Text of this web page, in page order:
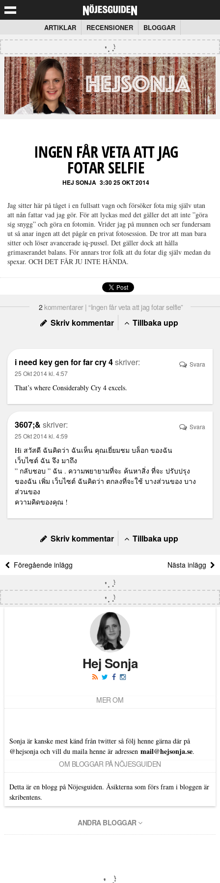
ARTIKLAR RECENSIONER BLOGGAR
INGEN FÅR VETA ATT JAG
FOTAR SELFIE
HEJ SONJA 3:30 25 OKT 2014
Jag sitter här på tåget i en fullsatt vagn och försöker fota mig själv utan
att nån fattar vad jag gör. För att lyckas med det gäller det att inte ”göra
sig snygg” och göra en fotomin. Vrider jag på munnen och ser fundersam
ut så anar ingen att det pågår en privat fotosession. De tror att man bara
sitter och löser avancerade iq-pussel. Det gäller dock att hålla
grimaserandet balans. För annars tror folk att du fotar dig själv medan du
spexar. OCH DET FÅR JU INTE HÄNDA.
2 kommentarer | “Ingen får veta att jag fotar selfie”
Skriv kommentar Tillbaka upp
i need key gen for far cry 4skriver:
25 Okt 2014 kl. 4:57
That’s where Considerably Cry 4 excels.
Svara
3607;& skriver:
25 Okt 2014 kl. 4:59
Hi สวัสดี ฉันคิดว่า ฉันเห็น คุณเยี่ยมชม บล็อก ของฉัน
เว็บไซต์ ฉัน จึง มาถึง
” กลับชอบ ” ฉัน . ความพยายามที่จะ ค้นหาสิ่ง ที่จะ ปรับปรุง
ของฉัน เพิ่ม เว็บไซต์ ฉันคิดว่า ตกลงที่จะใช้ บางส่วนของ บาง
ส่วนของ
ความคิดของคุณ !
Svara
Skriv kommentar Tillbaka upp
Föregående inlägg Nästa inlägg
Hej Sonja
MER OM
Sonja är kanske mest känd från twitter så följ henne gärna där på
@hejsonjaoch vill du maila henne är adressen mail@hejsonja.se.
OM BLOGGAR PÅ NÖJESGUIDEN
Detta är en blogg på Nöjesguiden. Åsikterna som förs fram i bloggen är
skribentens.
ANDRA BLOGGAR